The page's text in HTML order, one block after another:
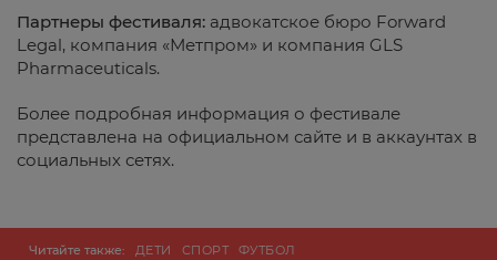
Партнеры фестиваля: адвокатское бюро Forward
Legal, компания «Метпром» и компания GLS
Pharmaceuticals.
Более подробная информация о фестивале
представлена на официальном сайте и в аккаунтах в
социальных сетях.
Читайте также: ДЕТИ СПОРТ ФУТБОЛ